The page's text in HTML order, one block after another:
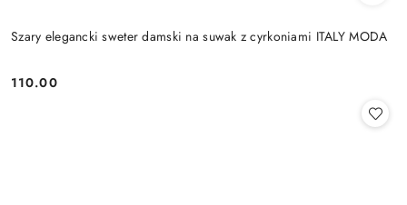
Szary elegancki sweter damski na suwak z cyrkoniami ITALY MODA
Cena:
110.00